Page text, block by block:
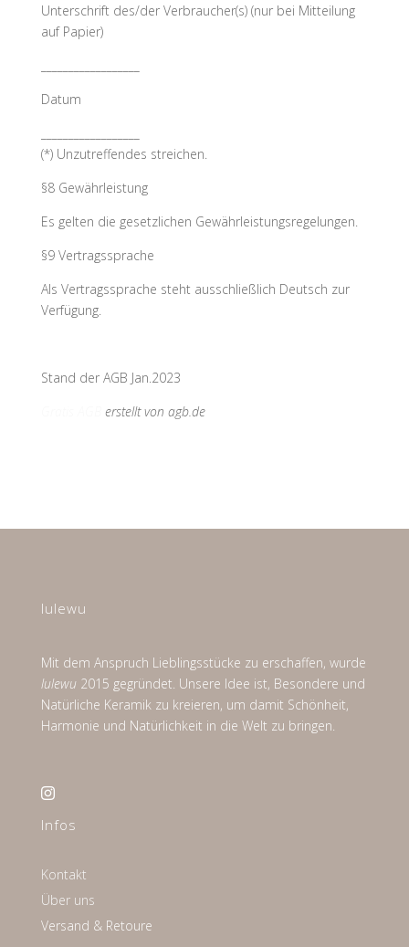
Unterschrift des/der Verbraucher(s) (nur bei Mitteilung
auf Papier)
Datum
(*) Unzutreffendes streichen.
§8 Gewährleistung
Es gelten die gesetzlichen Gewährleistungsregelungen.
§9 Vertragssprache
Als Vertragssprache steht ausschließlich Deutsch zur
Verfügung.
Stand der AGB Jan.2023
erstellt von agb.de
lulewu
Mit dem Anspruch Lieblingsstücke zu erschaffen, wurde
lulewu2015 gegründet. Unsere Idee ist, Besondere und
Natürliche Keramik zu kreieren, um damit Schönheit,
Harmonie und Natürlichkeit in die Welt zu bringen.

Infos
Kontakt
Über uns
Versand & Retoure